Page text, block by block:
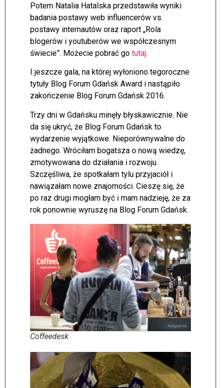
Potem Natalia Hatalska przedstawiła wyniki
badania postawy web influencerów vs.
postawy internautów oraz raport „Rola
blogerów i youtuberów we współczesnym
świecie”. Możecie pobrać go tutaj.
I jeszcze gala, na której wyłoniono tegoroczne
tytuły Blog Forum Gdańsk Award i nastąpiło
zakończenie Blog Forum Gdańsk 2016.
Trzy dni w Gdańsku minęły błyskawicznie. Nie
da się ukryć, że Blog Forum Gdańsk to
wydarzenie wyjątkowe. Nieporównywalne do
żadnego. Wróciłam bogatsza o nową wiedzę,
zmotywowana do działania i rozwoju.
Szczęśliwa, że spotkałam tylu przyjaciół i
nawiązałam nowe znajomości. Cieszę się, że
po raz drugi mogłam być i mam nadzieję, że za
rok ponownie wyruszę na Blog Forum Gdańsk.
Coffeedesk